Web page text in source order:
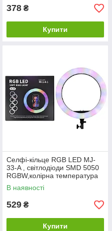
378 ₴
Купити
Селфі-кільце RGB LED MJ-
33-A , світлодіоди SMD 5050
RGBW,колірна температура
від 3000K–6000K, чорне
В наявності
529 ₴
Купити